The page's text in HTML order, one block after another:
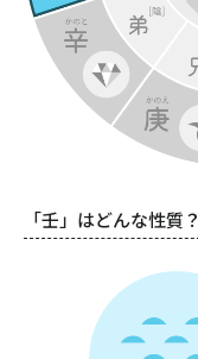
「壬」はどんな性質？